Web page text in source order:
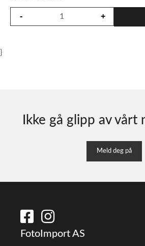
}
Ikke gå glipp av vårt
Meld deg på
FotoImport AS